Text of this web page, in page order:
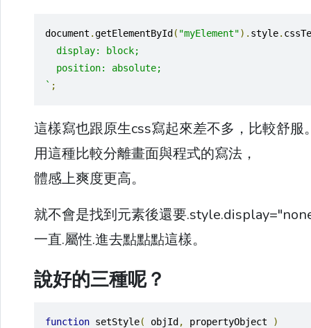
document .getElementById ( "myElement"). style.
  display: block;
  position: absolute;
` ;
這樣寫也跟原生css寫起來差不多，比較舒服。
用這種比較分離畫面與程式的寫法，
體感上爽度更高。
就不會是找到元素後還要
一直.屬性.進去點點點這樣。
說好的三種呢？
function setStyle( objId , propertyObject
)